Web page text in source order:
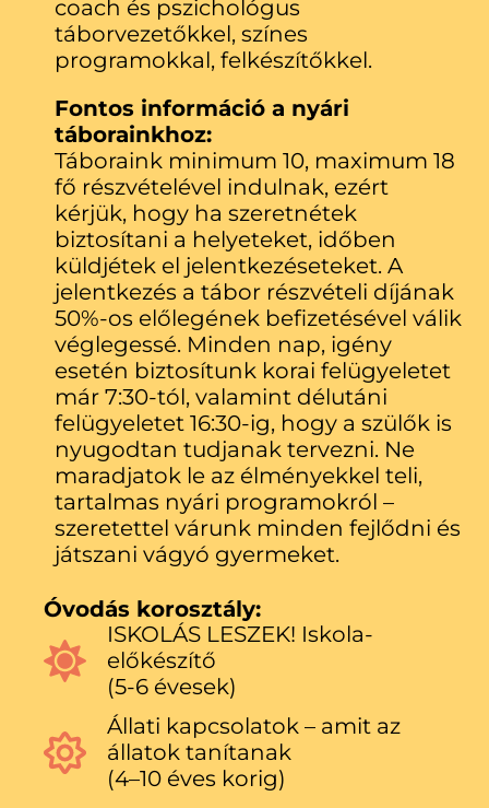
coach és pszichológus
táborvezetőkkel, színes
programokkal, felkészítőkkel.
Fontos információ a nyári
táborainkhoz:
Táboraink minimum 10, maximum 18
fő részvételével indulnak, ezért
kérjük, hogy ha szeretnétek
biztosítani a helyeteket, időben
küldjétek el jelentkezéseteket. A
jelentkezés a tábor részvételi díjának
50%-os előlegének befizetésével válik
véglegessé. Minden nap, igény
esetén biztosítunk korai felügyeletet
már 7:30-tól, valamint délutáni
felügyeletet 16:30-ig, hogy a szülők is
nyugodtan tudjanak tervezni. Ne
maradjatok le az élményekkel teli,
tartalmas nyári programokról –
szeretettel várunk minden fejlődni és
játszani vágyó gyermeket.
Óvodás korosztály:
ISKOLÁS LESZEK! Iskola-
előkészítő
(5-6 évesek)
Állati kapcsolatok – amit az
állatok tanítanak
(4–10 éves korig)